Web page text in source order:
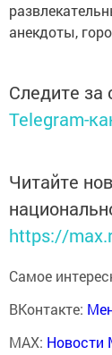
анекдоты,
Следите
Telegram-
Читайте
https://
Самое
ВКонтакте:
MAX: Новости